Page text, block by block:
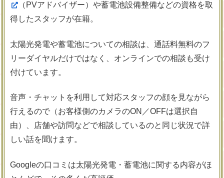
（PVアドバイザー）や蓄電池設備整備などの資格を取
得したスタッフが在籍。
太陽光発電や蓄電池についての相談は、通話料無料のフ
リーダイヤルだけではなく、オンラインでの相談も受け
付けています。
音声・チャットを利用して対応スタッフの顔を見ながら
行えるので（お客様側のカメラのON／OFFは選択自
由）、店舗や訪問などで相談しているのと同じ状況で詳
しい話を聞けます。
Googleの口コミは太陽光発電・蓄電池に関する内容がほ